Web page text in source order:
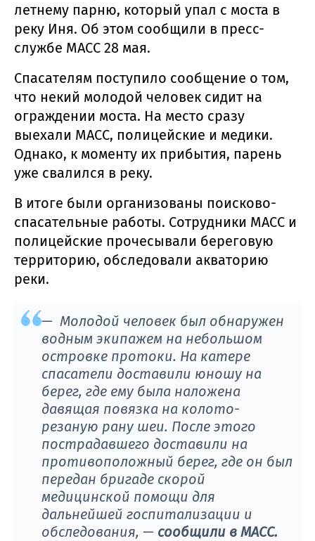
летнему парню, который упал с моста в
реку Иня. Об этом сообщили в пресс-
службе МАСС 28 мая.
Спасателям поступило сообщение о том,
что некий молодой человек сидит на
ограждении моста. На место сразу
выехали МАСС, полицейские и медики.
Однако, к моменту их прибытия, парень
уже свалился в реку.
В итоге были организованы поисково-
спасательные работы. Сотрудники МАСС и
полицейские прочесывали береговую
территорию, обследовали акваторию
реки.
— Молодой человек был обнаружен
водным экипажем на небольшом
островке протоки. На катере
спасатели доставили юношу на
берег, где ему была наложена
давящая повязка на колото-
резаную рану шеи. После этого
пострадавшего доставили на
противоположный берег, где он был
передан бригаде скорой
медицинской помощи для
дальнейшей госпитализации и
обследования, — сообщили в МАСС.